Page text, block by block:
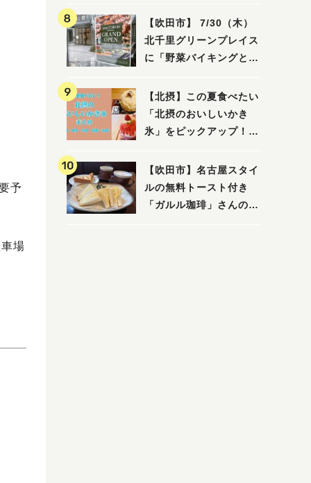
予
場
箕面・吹田・豊中・茨
木・池田）
【吹田市】 7/30（木）
北千里グリーンプレイス
に「野菜バイキングと飲
里店」がオープン予定！
【北摂】この夏食べたい
「北摂のおいしいかき
氷」をピックアップ！
面・池田）
【吹田市】名古屋スタイ
ルの無料トースト付き
「ガルル珈琲」さんのお